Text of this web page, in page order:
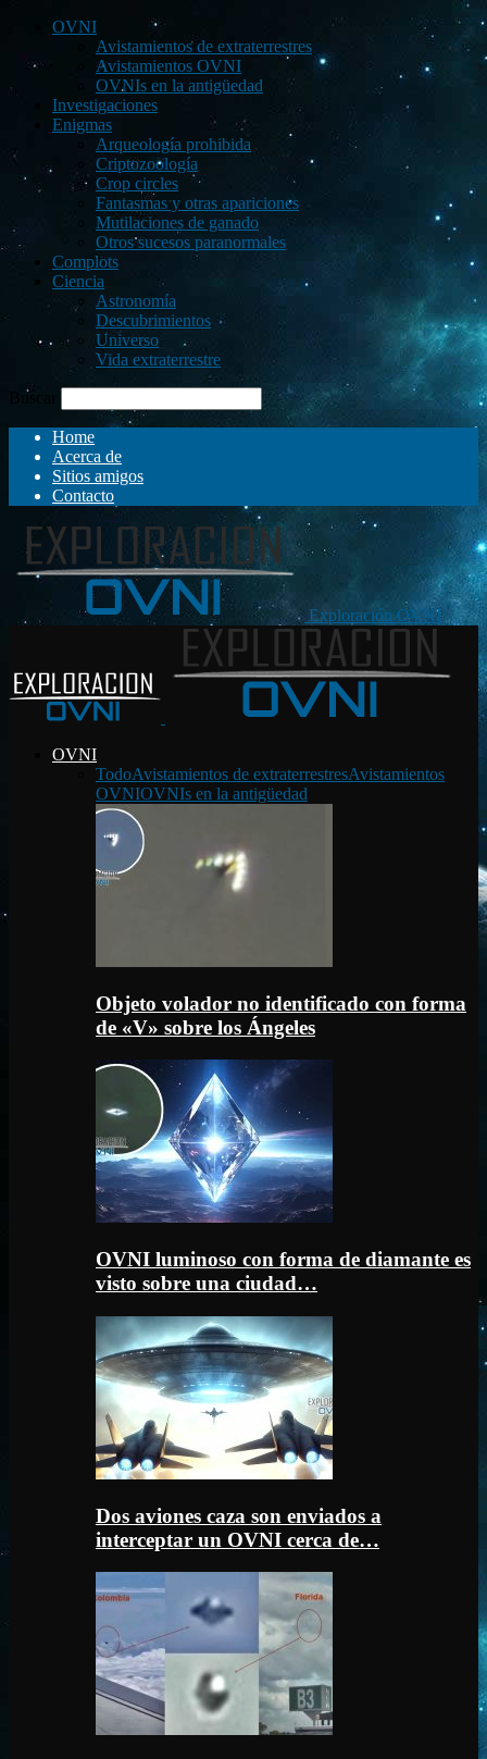
OVNI
Avistamientos de extraterrestres
Avistamientos OVNI
OVNIs en la antigüedad
Investigaciones
Enigmas
Arqueología prohibida
Criptozoología
Crop circles
Fantasmas y otras apariciones
Mutilaciones de ganado
Otros sucesos paranormales
Complots
Ciencia
Astronomía
Descubrimientos
Universo
Vida extraterrestre
Buscar
Home
Acerca de
Sitios amigos
Contacto
Exploración OVNI
OVNI
TodoAvistamientos de extraterrestresAvistamientos
OVNIOVNIs en la antigüedad
Objeto volador no identificado con forma
de «V» sobre los Ángeles
OVNI luminoso con forma de diamante es
visto sobre una ciudad…
Dos aviones caza son enviados a
interceptar un OVNI cerca de…